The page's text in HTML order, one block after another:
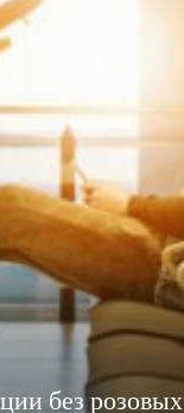
без розовых